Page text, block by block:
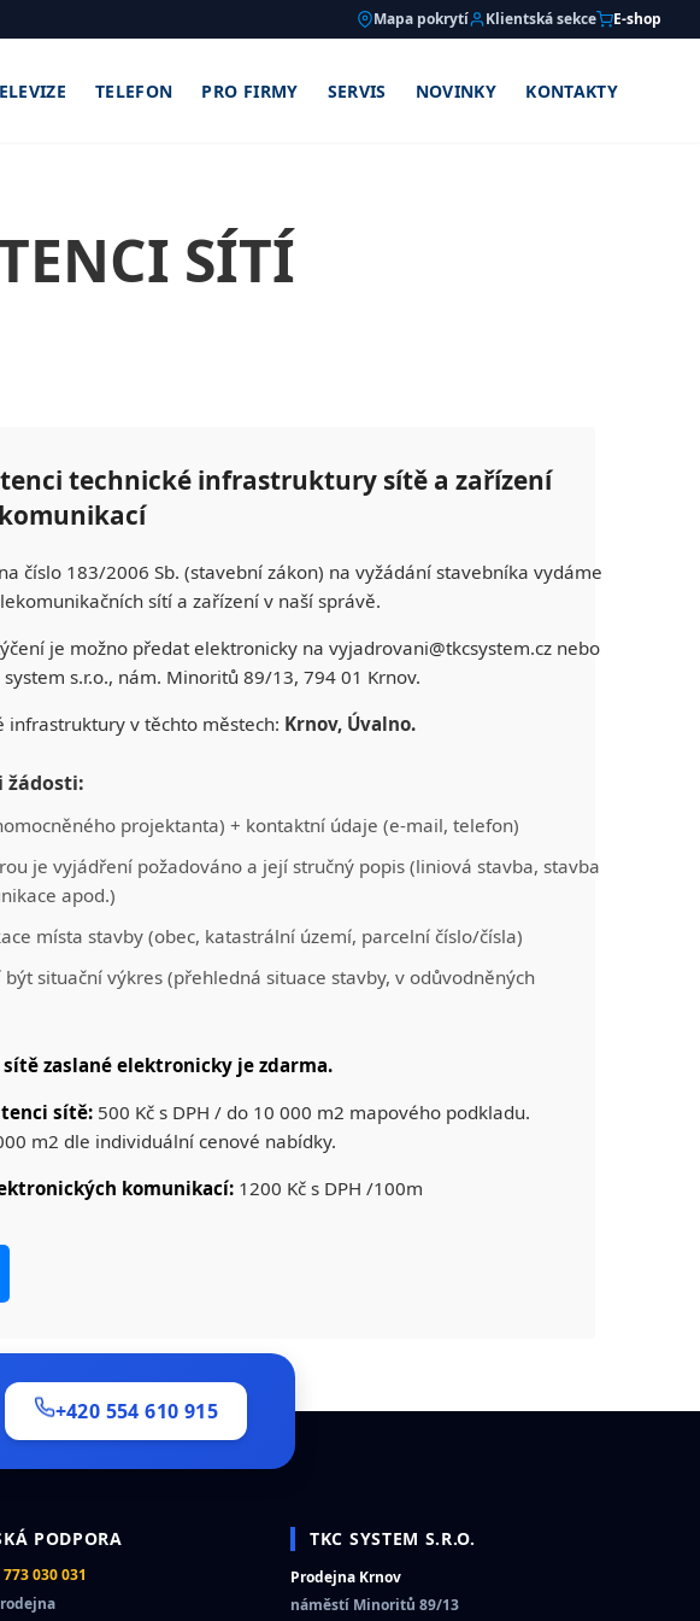
Mapa pokrytí Klientská sekce E-shop
TELEFON PRO FIRMY SERVIS NOVINKY KONTAKTY
SÍTÍ
technické infrastruktury sítě a zařízení
číslo 183/2006 Sb. (stavební zákon) na vyžádání stavebníka vydáme
sítí a zařízení v naší správě.
je možno předat elektronicky na vyjadrovani@tkcsystem.cz nebo
s.r.o., nám. Minoritů 89/13, 794 01 Krnov.
infrastruktury v těchto městech: Krnov, Úvalno.
žádosti:
projektanta) + kontaktní údaje (e-mail, telefon)
je vyjádření požadováno a její stručný popis (liniová stavba, stavba
apod.)
místa stavby (obec, katastrální území, parcelní číslo/čísla)
situační výkres (přehledná situace stavby, v odůvodněných
zaslané elektronicky je zdarma.
sítě: 500 Kč s DPH / do 10 000 m2 mapového podkladu.
m2 dle individuální cenové nabídky.
komunikací: 1200 Kč s DPH /100m
+420 554 610 915
PODPORA
030 031
TKC SYSTEM S.R.O.
Prodejna Krnov
náměstí Minoritů 89/13